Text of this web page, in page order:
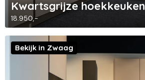
Kwartsgrijze hoekkeuken
18.950,-
Bekijk in Zwaag